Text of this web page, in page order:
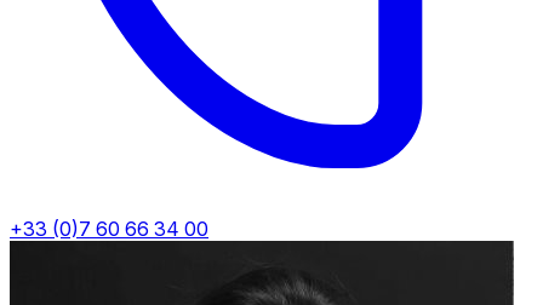
+33 (0)7 60 66 34 00